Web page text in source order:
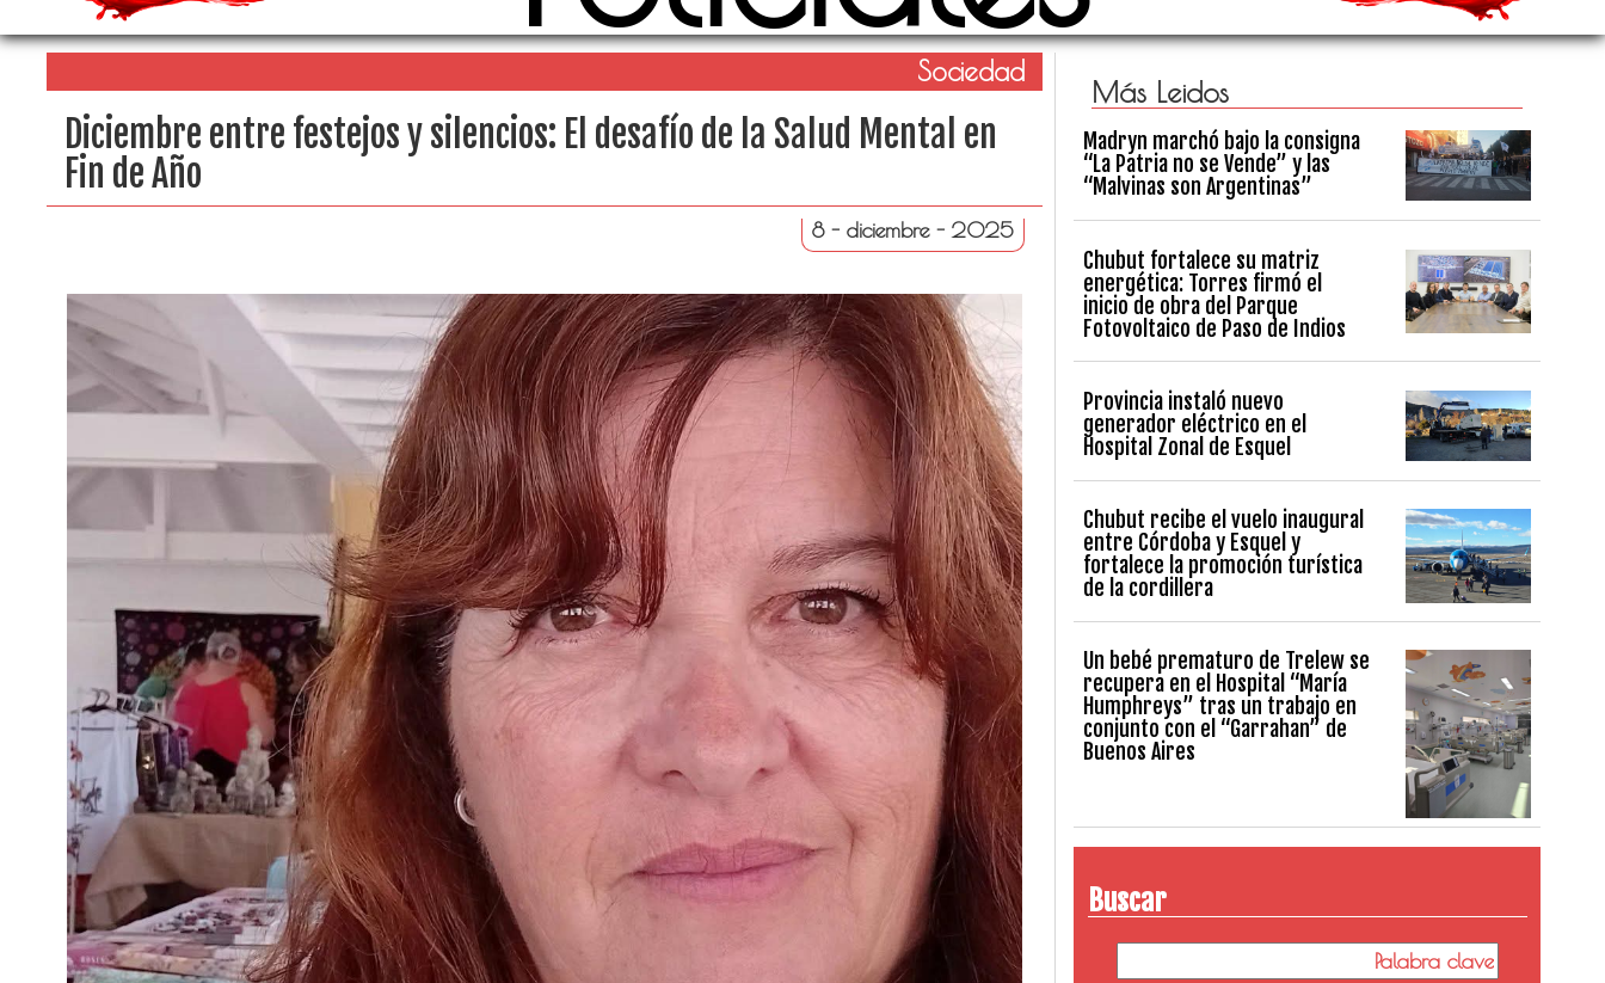
Sociedad
Diciembre entre festejos y silencios: El desafío de la Salud Mental en
Fin de Año
8 - diciembre - 2025
Más Leidos
Madryn marchó bajo la consigna
“La Patria no se Vende” y las
“Malvinas son Argentinas”
Chubut fortalece su matriz
energética: Torres firmó el
inicio de obra del Parque
Fotovoltaico de Paso de Indios
Provincia instaló nuevo
generador eléctrico en el
Hospital Zonal de Esquel
Chubut recibe el vuelo inaugural
entre Córdoba y Esquel y
fortalece la promoción turística
de la cordillera
Un bebé prematuro de Trelew se
recupera en el Hospital “María
Humphreys” tras un trabajo en
conjunto con el “Garrahan” de
Buenos Aires
Buscar